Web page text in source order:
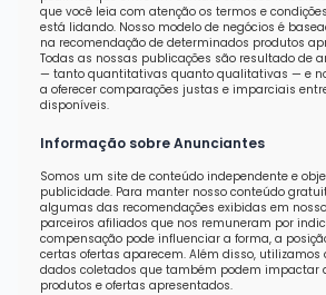
que você leia com atenção os termos e
está lidando. Nosso modelo de negócios é
na recomendação de determinados produtos
Todas as nossas publicações são resultado de
— tanto quantitativas quanto qualitativas — e
a oferecer comparações justas e imparciais
disponíveis.
Informação sobre Anunciantes
Somos um site de conteúdo independente e
publicidade. Para manter nosso conteúdo
algumas das recomendações exibidas em
parceiros afiliados que nos remuneram por
compensação pode influenciar a forma, a
certas ofertas aparecem. Além disso,
dados coletados que também podem impactar
produtos e ofertas apresentados.